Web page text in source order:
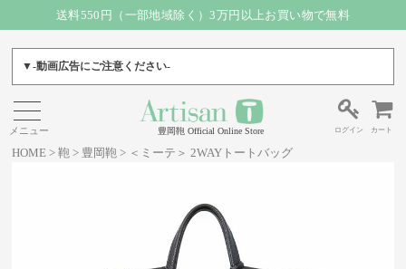
送料550円（一部地域除く）3万円以上お買い物で無料
▼-動画広告にご注意ください-
豊岡鞄 Official Online Store ログイン カート
HOME 鞄 豊岡鞄 ＜ミーテ＞ 2WAYトートバッグ